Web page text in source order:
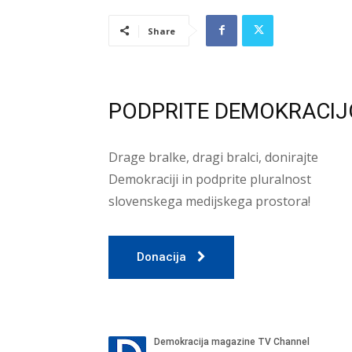
Share
PODPRITE
Drage bralke, dragi bralci, donirajte
Demokraciji in podprite pluralnost
slovenskega medijskega prostora!
Donacija